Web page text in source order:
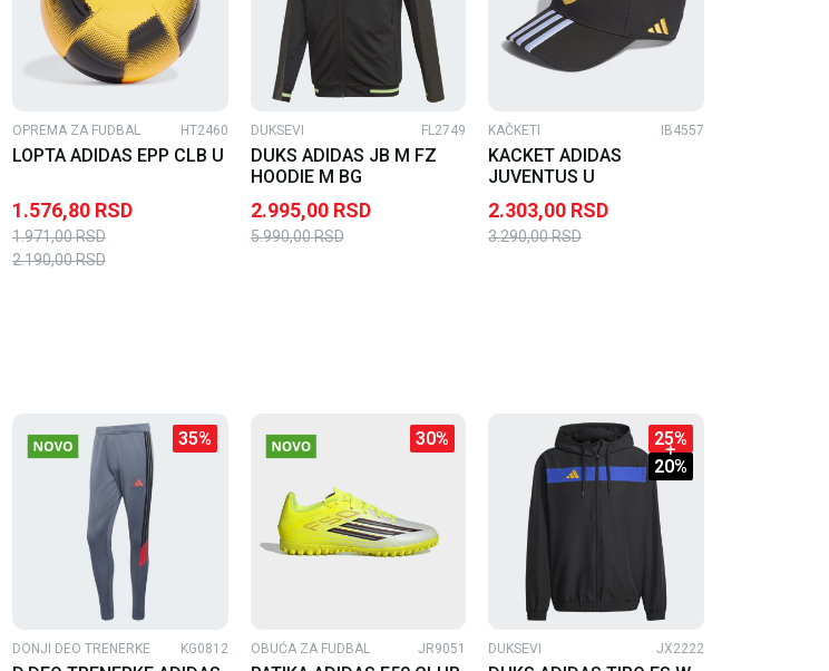
OPREMA ZA FUDBAL HT2460
LOPTA ADIDAS EPP CLB U
1.576,80 RSD
1.971,00RSD
2.190,00RSD
DUKSEVI FL2749
DUKS ADIDAS JB M FZ
HOODIE M BG
2.995,00 RSD
5.990,00RSD
KAČKETI IB4557
KACKET ADIDAS
JUVENTUS U
2.303,00 RSD
3.290,00RSD
35%
DONJI DEO TRENERKE KG0812
30%
OBUĆA ZA FUDBAL JR9051
25%
20%
DUKSEVI JX2222